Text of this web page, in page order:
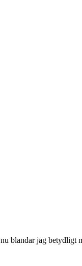
blandar jag betydligt